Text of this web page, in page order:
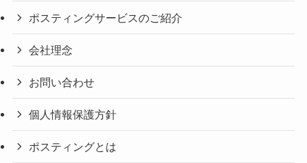
ポスティングサービスのご紹介
会社理念
お問い合わせ
個人情報保護方針
ポスティングとは